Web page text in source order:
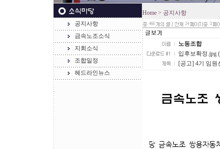
공지사항
금속노조소식
지회소식
조합일정
헤드라인뉴스
Home > 공지사항
466 24 3
노동조합
입후보확정.jpg
[공고] 4기 임원